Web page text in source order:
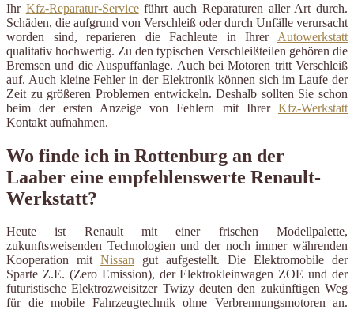
Ihr Kfz-Reparatur-Serviceführt auch Reparaturen aller Art durch.
Schäden, die aufgrund von Verschleiß oder durch Unfälle verursacht
worden sind, reparieren die Fachleute in Ihrer Autowerkstatt
qualitativ hochwertig. Zu den typischen Verschleißteilen gehören die
Bremsen und die Auspuffanlage. Auch bei Motoren tritt Verschleiß
auf. Auch kleine Fehler in der Elektronik können sich im Laufe der
Zeit zu größeren Problemen entwickeln. Deshalb sollten Sie schon
beim der ersten Anzeige von Fehlern mit Ihrer Kfz-Werkstatt
Kontakt aufnahmen.
Wo finde ich in Rottenburg an der
Laaber eine empfehlenswerte Renault-
Werkstatt?
Heute ist Renault mit einer frischen Modellpalette,
zukunftsweisenden Technologien und der noch immer währenden
Kooperation mit Nissan gut aufgestellt. Die Elektromobile der
Sparte Z.E. (Zero Emission), der Elektrokleinwagen ZOE und der
futuristische Elektrozweisitzer Twizy deuten den zukünftigen Weg
für die mobile Fahrzeugtechnik ohne Verbrennungsmotoren an.